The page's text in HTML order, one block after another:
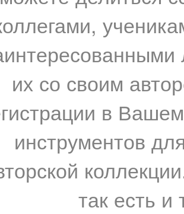
их со своим
в
инструментов
так есть и